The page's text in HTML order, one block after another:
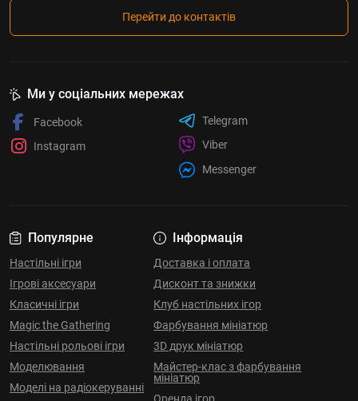
Перейти до контактів
Популярне
Настільні ігри
Ігрові аксесуари
Класичні ігри
Magic the Gathering
Настільні рольові ігри
Моделювання
Моделі на радіокеруванні
Інформація
Доставка і оплата
Дисконт та знижки
Клуб настільних ігор
Фарбування мініатюр
3D друк мініатюр
Майстер-клас з фарбування
мініатюр
Оренда ігор
Ми у соціальних мережах
Facebook
Instagram
Telegram
Viber
Messenger